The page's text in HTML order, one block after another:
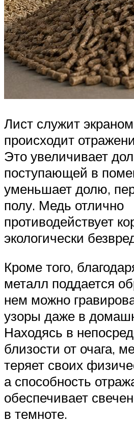
Лист служит
происходит
Это увеличивает
поступающей в
уменьшает долю,
полу. Медь отлично
противодействует
экологически
Кроме того,
металл поддается
нем можно
узоры даже в
Находясь в
близости от очага,
теряет своих
а способность
обеспечивает
в темноте.